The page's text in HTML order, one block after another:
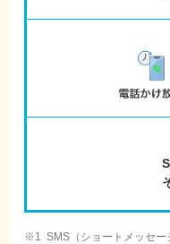
SMS（ショートメッセ